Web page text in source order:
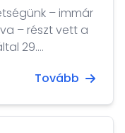
– immár
– részt vett a
29.
Tovább